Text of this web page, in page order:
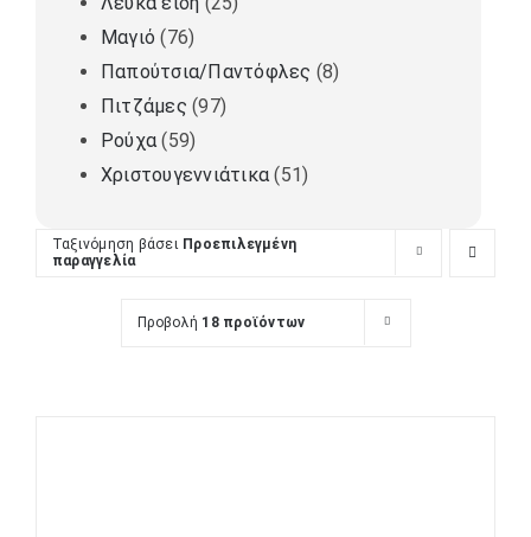
Ταξινόμηση βάσει Προεπιλεγμένη
παραγγελία
Προβολή 18 προϊόντων
Μαγιό (76)
Παπούτσια/Παντόφλες (8)
Πιτζάμες (97)
Ρούχα (59)
Χριστουγεννιάτικα (51)